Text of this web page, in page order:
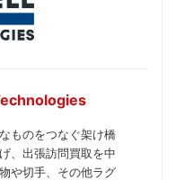
ものをつなぐ架け橋
、出張訪問買取を中
や切手、その他ラグ